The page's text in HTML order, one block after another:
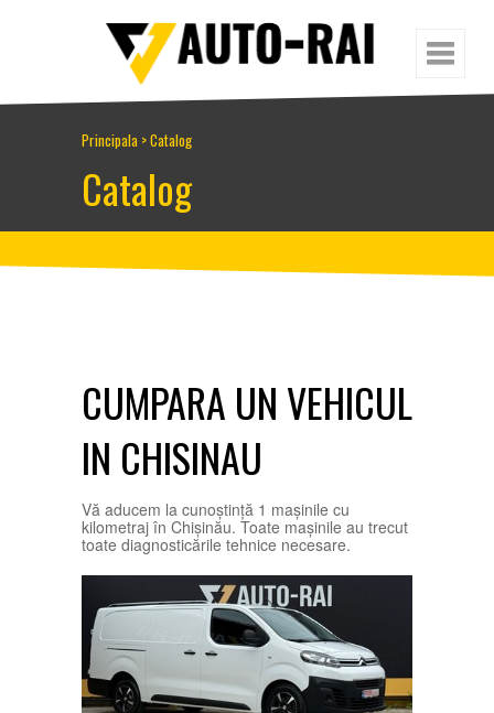
Principala >Catalog
Catalog
CUMPARA UN VEHICUL
IN CHISINAU
Vă aducem la cunoștință 1 mașinile cu
kilometraj în Chișinău. Toate mașinile au trecut
toate diagnosticările tehnice necesare.